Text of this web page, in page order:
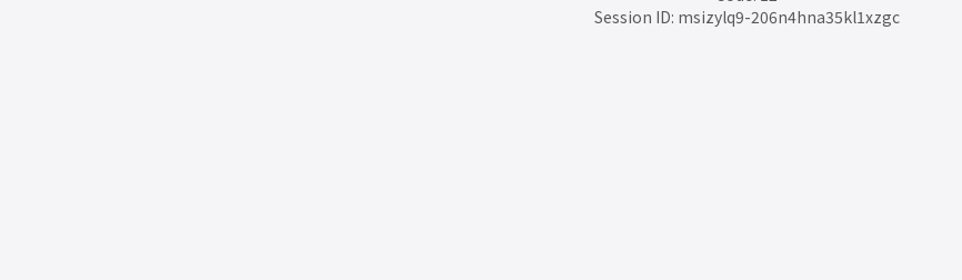
Session ID: msizylq9-206n4hna35kl1xzgc